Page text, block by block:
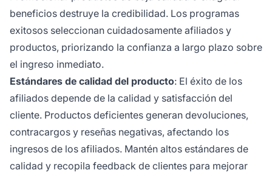
beneficios destruye la credibilidad. Los programas
exitosos seleccionan cuidadosamente afiliados y
productos, priorizando la confianza a largo plazo sobre
el ingreso inmediato.
Estándares de calidad del producto: El éxito de los
afiliados depende de la calidad y satisfacción del
cliente. Productos deficientes generan devoluciones,
contracargos y reseñas negativas, afectando los
ingresos de los afiliados. Mantén altos estándares de
calidad y recopila feedback de clientes para mejorar